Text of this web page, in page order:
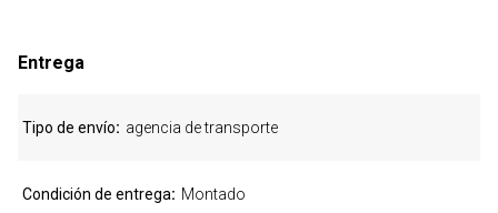
Entrega
Tipo de envío agencia de transporte
Condición de entrega Montado